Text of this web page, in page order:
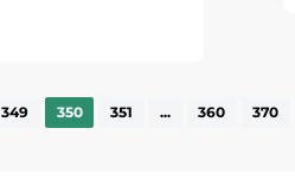
349 350 351 ... 360 370